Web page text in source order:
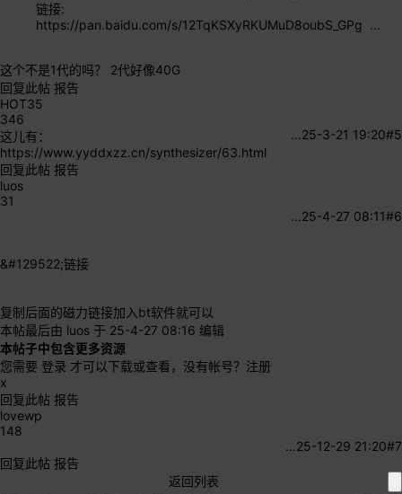
链接:
https://pan.baidu.com/s/12TqKSXyRKUMuD8oubS_GPg ...
这个不是1代的吗？ 2代好像40G
回复此帖 报告
HOT35
346
#5
25-3-21 19:20
…
这儿有：
https://www.yyddxzz.cn/synthesizer/63.html
回复此帖 报告
luos
31
#6
25-4-27 08:11
…
&#129522;链接
复制后面的磁力链接加入bt软件就可以
本帖最后由 luos 于 25-4-27 08:16 编辑
本帖子中包含更多资源
您需要 登录 才可以下载或查看，没有帐号？ 注册
x
回复此帖 报告
lovewp
148
#7
25-12-29 21:20
…
回复此帖 报告
返回列表